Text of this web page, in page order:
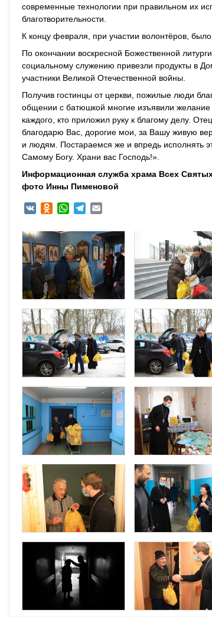
современные технологии при правильном их
благотворительности.
К концу февраля, при участии волонтёров,
По окончании воскресной Божественной
социальному служению привезли продукты в
участники Великой Отечественной войны.
Получив гостинцы от церкви, пожилые люди
общении с батюшкой многие изъявили желание
каждого, кто приложил руку к благому делу.
благодарю Вас, дорогие мои, за Вашу живую
и людям. Постараемся же и впредь исполнять
Самому Богу. Храни вас Господь!».
Информационная служба храма Всех
фото Инны Пименовой
VK Odnoklassniki
WhatsAppTelegram